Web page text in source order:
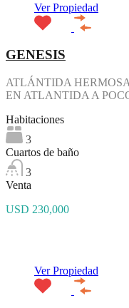
Ver Propiedad
GENESIS
ATLÁNTIDA
EN ATLANTIDA A
Habitaciones
3
Cuartos de baño
3
Venta
USD 230,000
Ver Propiedad